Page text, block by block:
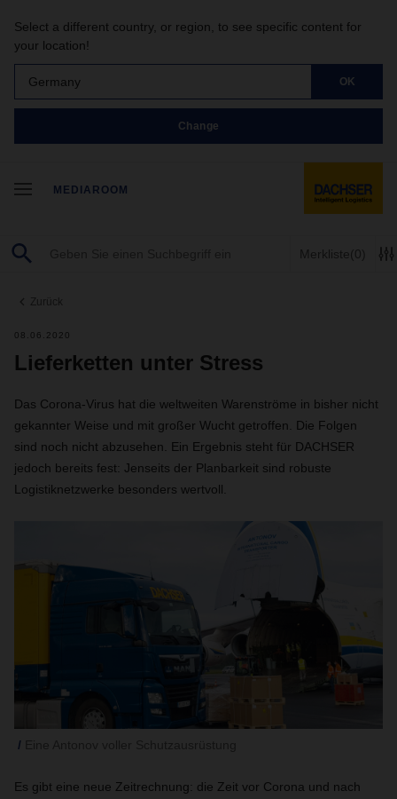
Select a different country, or region, to see specific content for
your location!
Germany OK
Change
MEDIAROOM
Merkliste(0)
Zurück
08.06.2020
Lieferketten unter Stress
Das Corona-Virus hat die weltweiten Warenströme in bisher nicht
gekannter Weise und mit großer Wucht getroffen. Die Folgen
sind noch nicht abzusehen. Ein Ergebnis steht für DACHSER
jedoch bereits fest: Jenseits der Planbarkeit sind robuste
Logistiknetzwerke besonders wertvoll.
Es gibt eine neue Zeitrechnung: die Zeit vor Corona und nach